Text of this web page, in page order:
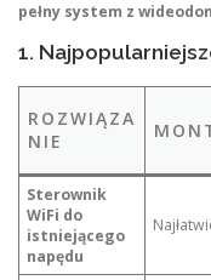
pełny system z
1.
ROZWIĄZA
NIE
Sterownik
WiFi do
istniejącego
napędu